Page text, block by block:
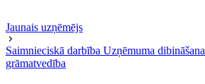
Jaunais uzņēmējs
Saimnieciskā darbība Uzņēmuma dibināšana
grāmatvedība